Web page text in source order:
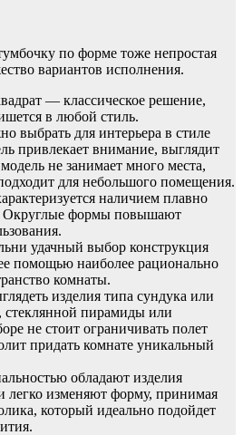
по форме тоже непростая
вариантов исполнения.
— классическое решение,
в любой стиль.
выбрать для интерьера в стиле
привлекает внимание, выглядит
не занимает много места,
для небольшого помещения.
наличием плавно
Округлые формы повышают
удачный выбор конструкция
помощью наиболее рационально
комнаты.
изделия типа сундука или
пирамиды или
не стоит ограничивать полет
придать комнате уникальный
обладают изделия
легко изменяют форму, принимая
который идеально подойдет